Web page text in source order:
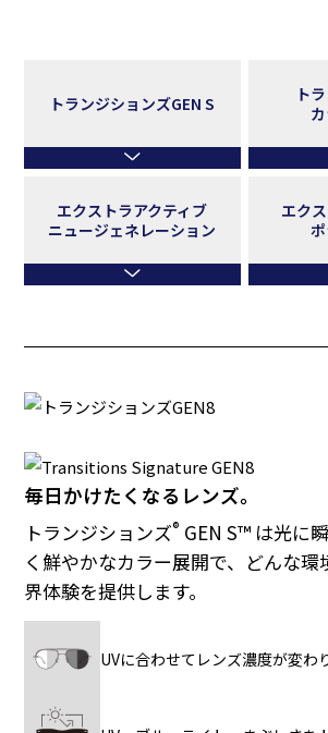
トランジションズGEN S
ト
エクストラアクティブ
ニュージェネレーション
エク
毎日かけたくなるレンズ。
トランジションズ® GEN S™ は光に
く鮮やかなカラー展開で、どんな
界体験を提供します。
UVに合わせてレンズ濃度が変わ